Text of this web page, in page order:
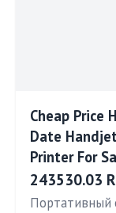
Cheap Price
Date
Printer For
243530.03
Портативный